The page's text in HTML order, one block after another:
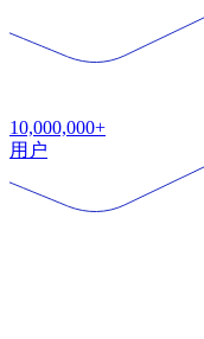
10,000,000+
用户